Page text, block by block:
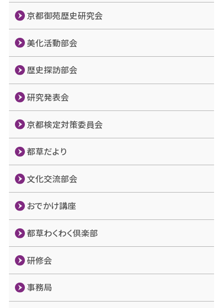
京都御苑歴史研究会
美化活動部会
歴史探訪部会
研究発表会
京都検定対策委員会
都草だより
文化交流部会
おでかけ講座
都草わくわく倶楽部
研修会
事務局